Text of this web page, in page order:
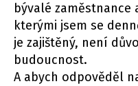
bývalé zaměstnance
kterými jsem se
je zajištěný, není
budoucnost.
A abych odpověděl